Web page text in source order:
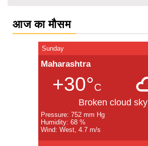
आज का मौसम
Sunday
Maharashtra
+30°C
Broken cloud sky
Pressure: 752 mm Hg
Humidity: 68 %
Wind: West, 4.7 m/s